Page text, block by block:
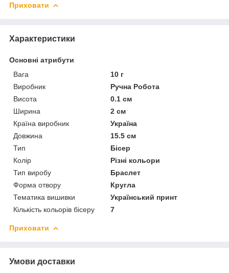
Приховати
Характеристики
Основні атрибути
Вага
10 г
Виробник
Ручна Робота
Висота
0.1 см
Ширина
2 см
Країна виробник
Україна
Довжина
15.5 см
Тип
Бісер
Колір
Різні кольори
Тип виробу
Браслет
Форма отвору
Кругла
Тематика вишивки
Український принт
Кількість кольорів бісеру
7
Приховати
Умови доставки